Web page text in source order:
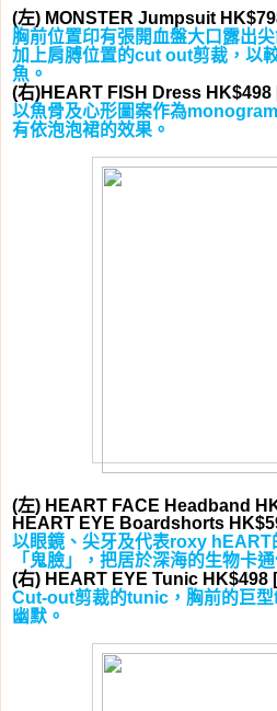
(左) MONSTER Jumpsuit
胸前位置印有張開血盤大口露出
加上肩膊位置的cut out剪裁，以
魚。
(右)HEART FISH Dress HK$498
以魚骨及心形圖案作為monogram
有依泡泡裙的效果。
(左) HEART FACE Headband
HEART EYE Boardshorts
以眼鏡、尖牙及代表roxy hEART
「鬼臉」，把居於深海的生物卡通
(右) HEART EYE Tunic HK$498 [
Cut-out剪裁的tunic ，胸前的巨型
幽默。